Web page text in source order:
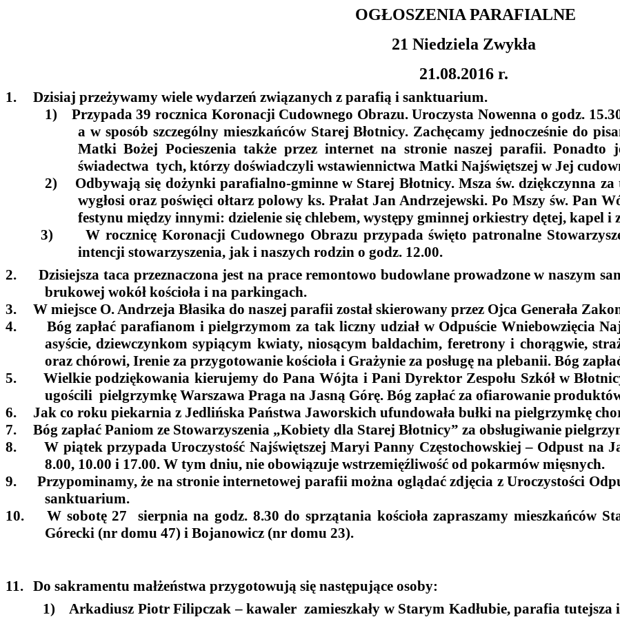
OGŁOSZENIA PARAFIALNE
21 Niedziela Zwykła
21.08.2016 r.
1.
Dzisiaj przeżywamy wiele wydarzeń związanych z parafią i sanktuarium.
1)
Przypada 39 rocznica Koronacji Cudownego Obrazu. Uroczysta Nowenna o godz.
a w sposób szczególny mieszkańców Starej Błotnicy. Zachęcamy jednocześnie do
Matki Bożej Pocieszenia także przez internet na stronie naszej parafii.
świadectwa tych, którzy doświadczyli wstawiennictwa Matki Najświętszej w Jej
2)
Odbywają się dożynki parafialno-gminne w Starej Błotnicy. Msza św. dziękczynna
wygłosi oraz poświęci ołtarz polowy ks. Prałat Jan Andrzejewski. Po Mszy św. Pan
festynu między innymi: dzielenie się chlebem, występy gminnej orkiestry dętej, kapel i
3)
W rocznicę Koronacji Cudownego Obrazu przypada święto patronalne
intencji stowarzyszenia, jak i naszych rodzin o godz. 12.00.
2.
Dzisiejsza taca przeznaczona jest na prace remontowo budowlane prowadzone w naszym
brukowej wokół kościoła i na parkingach.
3.
W miejsce O. Andrzeja Błasika do naszej parafii został skierowany przez Ojca Generała
4.
Bóg zapłać parafianom i pielgrzymom za tak liczny udział w Odpuście Wniebowzięcia
asyście, dziewczynkom sypiącym kwiaty, niosącym baldachim, feretrony i chorągwie,
oraz chórowi, Irenie za przygotowanie kościoła i Grażynie za posługę na plebanii. Bóg
5.
Wielkie podziękowania kierujemy do Pana Wójta i Pani Dyrektor Zespołu Szkół w
ugościli pielgrzymkę Warszawa Praga na Jasną Górę.Bóg zapłać za ofiarowanie
6.
Jak co roku piekarnia z Jedlińska Państwa Jaworskich ufundowała bułki na pielgrzymkę
7.
Bóg zapłać Paniom ze Stowarzyszenia „Kobiety dla Starej Błotnicy” za obsługiwanie
8.
W piątek przypada Uroczystość Najświętszej Maryi Panny Częstochowskiej – Odpust na
8.00, 10.00 i 17.00. W tym dniu, nie obowiązuje wstrzemięźliwość od pokarmów mięsnych.
9.
Przypominamy, że na stronie internetowej parafii można oglądać zdjęcia z Uroczystości
sanktuarium.
10.
W sobotę 27 sierpnia na godz. 8.30 do sprzątania kościoła zapraszamy mieszkańców
Górecki (nr domu 47) i Bojanowicz (nr domu 23).
11. Do sakramentu małżeństwa przygotowują się następujące osoby:
1)
Arkadiusz Piotr Filipczak – kawaler zamieszkały w Starym Kadłubie, parafia tutejsza